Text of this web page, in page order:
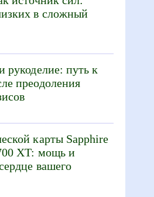
в сложный
рукоделие: путь к
преодоления
карты Sapphire
XT: мощь и
вашего